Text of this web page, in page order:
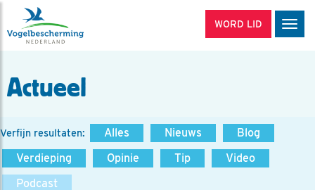
WORD LID
Actueel
Verfijn resultaten: Alles Nieuws
Blog
Verdieping
Opinie Tip
Video
Podcast